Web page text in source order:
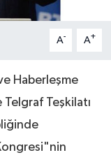
A- A+
Haberleşme
Telgraf Teşkilatı